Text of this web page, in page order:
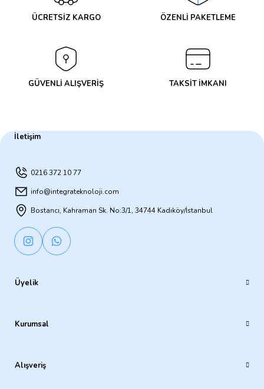
ÜCRETSİZ KARGO ÖZENLİ PAKETLEME
GÜVENLİ ALIŞVERİŞ TAKSİT İMKANI
İletişim
0216 372 10 77
info@integrateknoloji.com
Bostancı, Kahraman Sk. No:3/1, 34744 Kadıköy/İstanbul
Üyelik
Kurumsal
Alışveriş